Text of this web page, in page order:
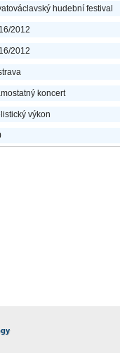
hudební festival
2012
2012
koncert
výkon